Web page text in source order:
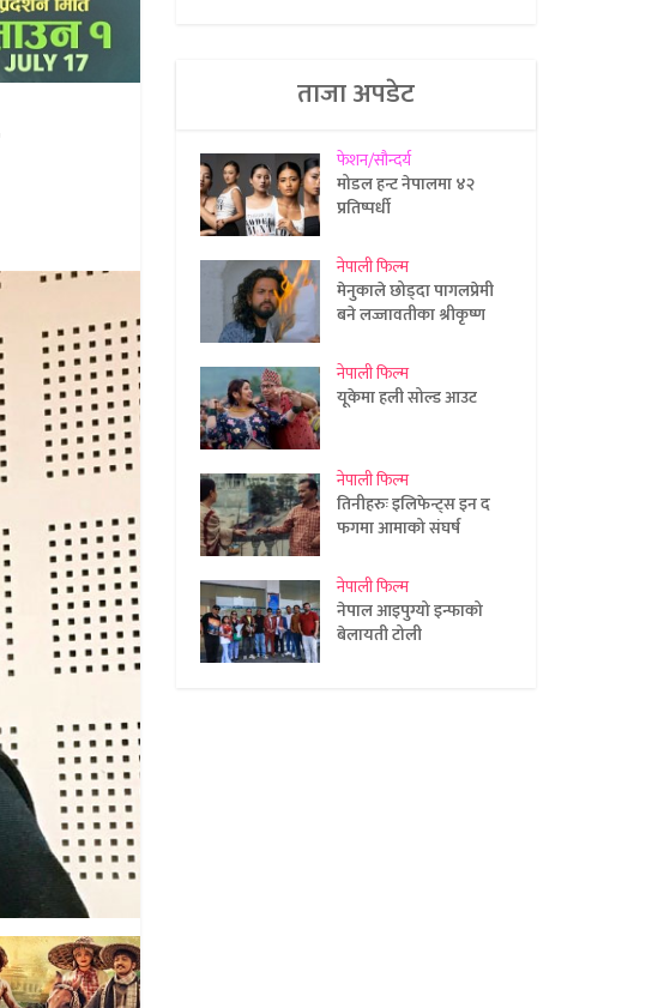
ताजा अपडेट
फेशन/सौन्दर्य
मोडल हन्ट नेपालमा ४२
प्रतिष्पर्धी
नेपाली फिल्म
मेनुकाले छोड्दा पागलप्रेमी
बने लज्जावतीका श्रीकृष्ण
नेपाली फिल्म
यूकेमा हली सोल्ड आउट
नेपाली फिल्म
तिनीहरुः इलिफेन्ट्स इन द
फगमा आमाको संघर्ष
नेपाली फिल्म
नेपाल आइपुग्यो इन्फाको
बेलायती टोली